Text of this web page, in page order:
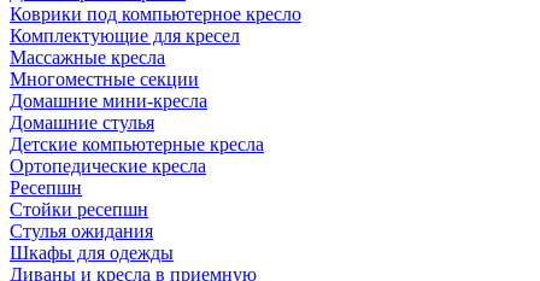
Коврики под компьютерное кресло
Комплектующие для кресел
Массажные кресла
Многоместные секции
Домашние мини-кресла
Домашние стулья
Детские компьютерные кресла
Ортопедические кресла
Ресепшн
Стойки ресепшн
Стулья ожидания
Шкафы для одежды
Диваны и кресла в приемную